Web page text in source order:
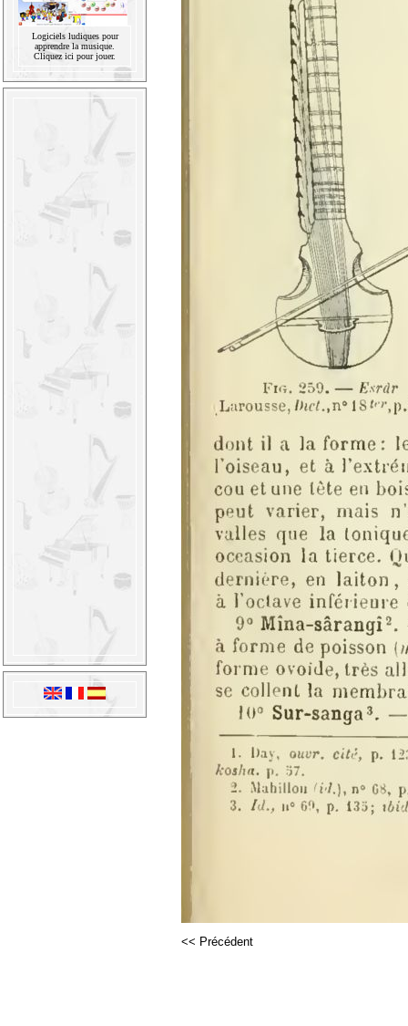
Logiciels ludiques pour
apprendre la musique.
Cliquez ici pour jouer.
<< Précédent